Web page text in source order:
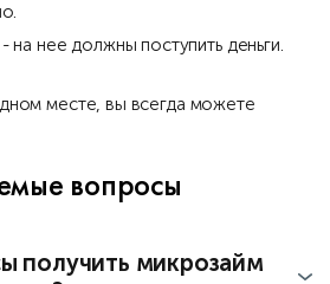
на нее должны поступить деньги.
месте, вы всегда можете
вопросы
получить микрозайм